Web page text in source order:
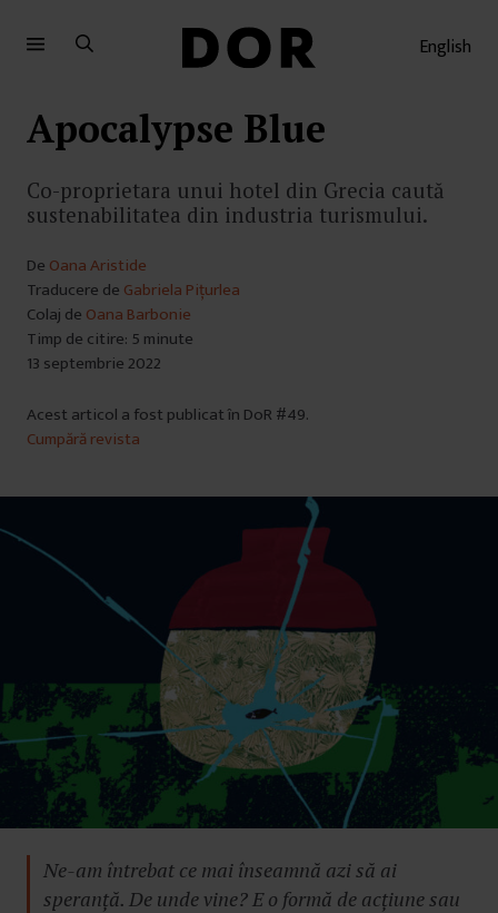
English
Apocalypse Blue
Co-proprietara unui hotel din Grecia caută
sustenabilitatea din industria turismului.
De Oana Aristide
Traducere de Gabriela Pițurlea
Colaj de Oana Barbonie
Timp de citire: 5 minute
13 septembrie 2022
Acest articol a fost publicat în DoR #49.
Cumpără revista
Ne-am întrebat ce mai înseamnă azi să ai
speranță. De unde vine? E o formă de acțiune sau